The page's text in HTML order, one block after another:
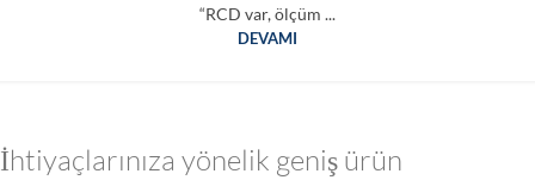
“RCD var, ölçüm ...
DEVAMI
İhtiyaçlarınıza yönelik geniş ürün